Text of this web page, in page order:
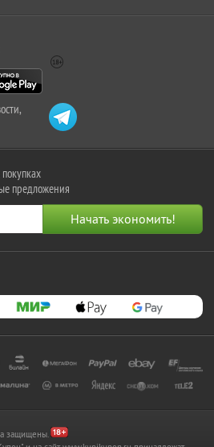
предложения
защищены.